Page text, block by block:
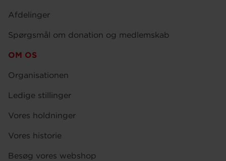
Afdelinger
Spørgsmål om donation og medlemskab
OM OS
Organisationen
Ledige stillinger
Vores holdninger
Vores historie
Besøg vores webshop